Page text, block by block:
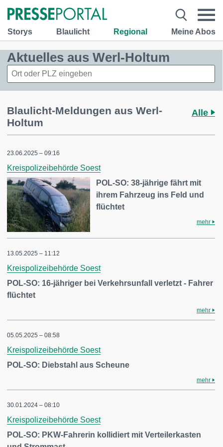
Storys Blaulicht Regional Meine Abos
Aktuelles aus Werl-Holtum
Blaulicht-Meldungen aus Werl-
Holtum
Alle
23.06.2025 – 09:16
Kreispolizeibehörde Soest
POL-SO: 38-jährige fährt mit
ihrem Fahrzeug ins Feld und
flüchtet
mehr
13.05.2025 – 11:12
Kreispolizeibehörde Soest
POL-SO: 16-jähriger bei Verkehrsunfall verletzt - Fahrer
flüchtet
mehr
05.05.2025 – 08:58
Kreispolizeibehörde Soest
POL-SO: Diebstahl aus Scheune
mehr
30.01.2024 – 08:10
Kreispolizeibehörde Soest
POL-SO: PKW-Fahrerin kollidiert mit Verteilerkasten